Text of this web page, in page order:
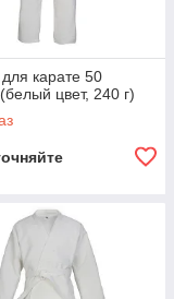
карате 50
цвет, 240 г)